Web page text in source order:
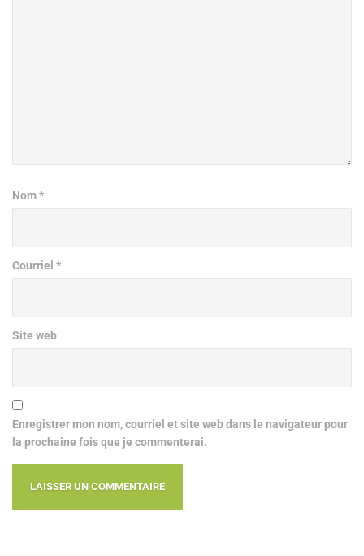
Nom*
Courriel *
Site web
Enregistrer mon nom, courriel et site web dans le navigateur pour
la prochaine fois que je commenterai.